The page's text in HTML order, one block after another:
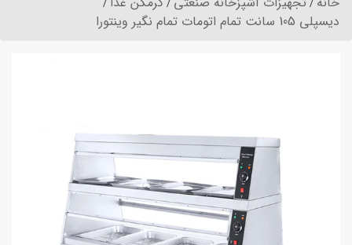
دیسپلی 105 سانت تمام اتومات تمام نگیر وینتورا